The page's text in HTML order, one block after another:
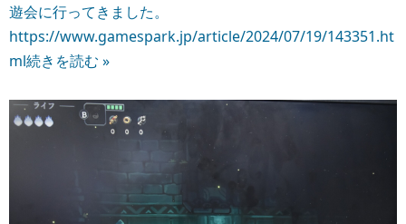
遊会に行ってきました。
https://www.gamespark.jp/article/2024/07/19/143351.ht
ml続きを読む »